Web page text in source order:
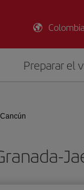
Preparar el